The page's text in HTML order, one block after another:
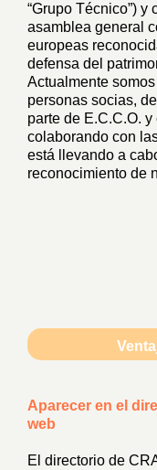
“Grupo Técnico”) y
asamblea general
europeas
defensa del
Actualmente
personas socias,
parte de E.C.C.O.
colaborando con
está llevando a
reconocimiento de
Aparecer en el
web
El directorio de